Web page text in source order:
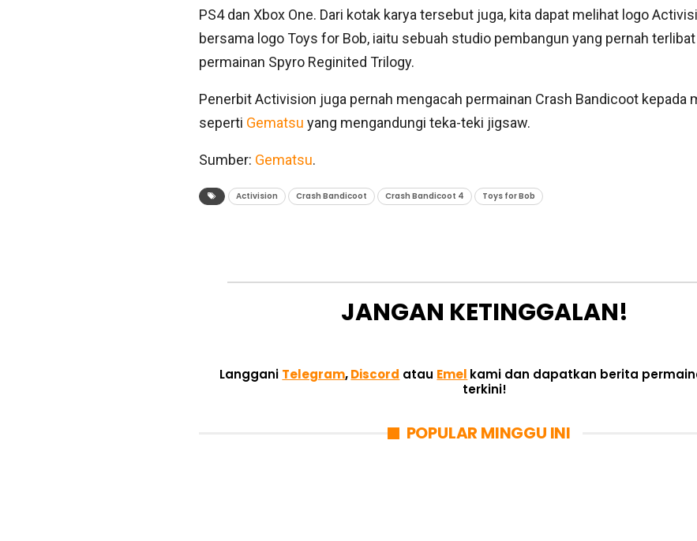
PS4 dan Xbox One. Dari kotak karya tersebut juga, kita dapat melihat logo
bersama logo Toys for Bob, iaitu sebuah studio pembangun yang pernah
permainan Spyro Reginited Trilogy.
Penerbit Activision juga pernah mengacah permainan Crash Bandicoot kepada
seperti Gematsu yang mengandungi teka-teki jigsaw.
Sumber: Gematsu.
Activision Crash Bandicoot Crash Bandicoot 4 Toys for Bob
JANGAN KETINGGALAN!
Langgani Telegram,Discord atau Emel kami dan dapatkan berita
terkini!
POPULAR MINGGU INI